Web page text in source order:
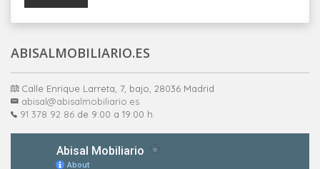
ABISALMOBILIARIO.ES
Calle Enrique Larreta, 7, bajo, 28036 Madrid
abisal@abisalmobiliario.es
91 378 92 86 de 9:00 a 19:00 h.